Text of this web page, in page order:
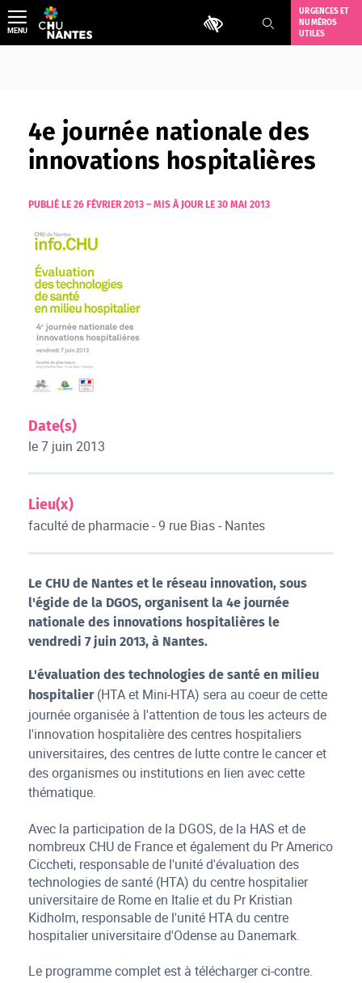
Aller
au
contenu
Outils d'accessibilité
URGENCES ET
NUMÉROS
UTILES
MENU
4e journée nationale des
innovations hospitalières
PUBLIÉ LE 26 FÉVRIER 2013 – MIS À JOUR LE 30 MAI 2013
Date(s)
le 7 juin 2013
Lieu(x)
faculté de pharmacie - 9 rue Bias - Nantes
Le CHU de Nantes et le réseau innovation, sous
l'égide de la DGOS, organisent la 4e journée
nationale des innovations hospitalières le
vendredi 7 juin 2013, à Nantes.
L'évaluation des technologies de santé en milieu
hospitalier(HTA et Mini-HTA) sera au coeur de cette
journée organisée à l'attention de tous les acteurs de
l'innovation hospitalière des centres hospitaliers
universitaires, des centres de lutte contre le cancer et
des organismes ou institutions en lien avec cette
thématique.
Avec la participation de la DGOS, de la HAS et de
nombreux CHU de France et également du Pr Americo
Ciccheti, responsable de l'unité d'évaluation des
technologies de santé (HTA) du centre hospitalier
universitaire de Rome en Italie et du Pr Kristian
Kidholm, responsable de l'unité HTA du centre
hospitalier universitaire d'Odense au Danemark.
Le programme complet est à télécharger ci-contre.